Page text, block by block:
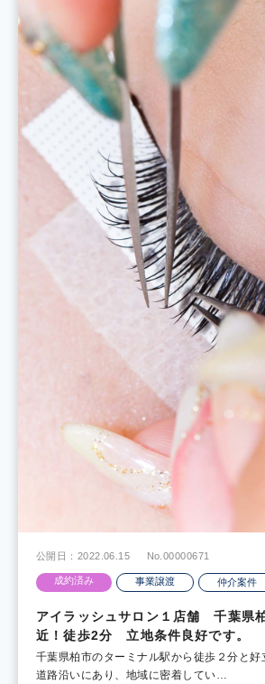
公開日：2022.06.15 No.00000671
成約済み 事業譲渡 仲介案件
アイラッシュサロン１店舗 千葉県
近！徒歩2分 立地条件良好です。
千葉県柏市のターミナル駅から徒歩２分と好
道路沿いにあり、地域に密着してい…